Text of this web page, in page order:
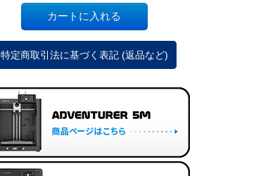
特定商取引法に基づく表記 (返品など)